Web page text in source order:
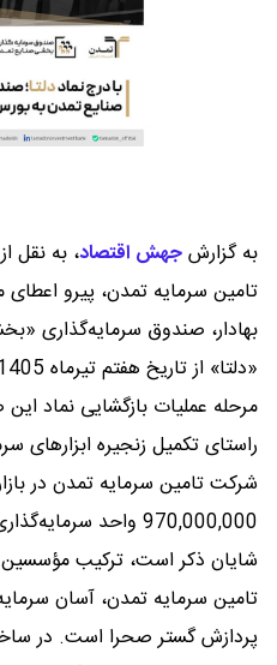
به گزارشجهش اقتصاد، به نقل
تامین سرمایه تمدن، پیرو
بهادار، صندوق سرمایه‌گذاری
مرحله عملیات بازگشایی نماد
راستای تکمیل زنجیره ابزارهای
شرکت تامین سرمایه تمدن در
970,000,000 واحد سرمایه‌گذاری عادی عرضه خواهد شد.
شایان ذکر است، ترکیب
تامین سرمایه تمدن، آسان
پردازش گستر صحرا است. در